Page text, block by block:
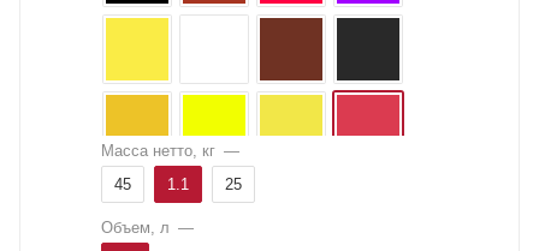
Масса нетто, кг —
45
1.1 25
Объем, л —